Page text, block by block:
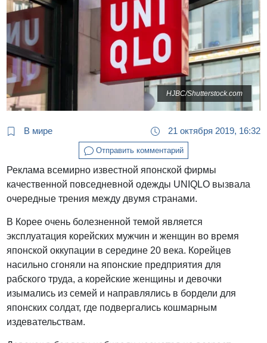
HJBC/Shutterstock.com
В мире 21 октября 2019, 16:32
Отправить комментарий
Реклама всемирно известной японской фирмы
качественной повседневной одежды UNIQLO вызвала
очередные трения между двумя странами.
В Корее очень болезненной темой является
эксплуатация корейских мужчин и женщин во время
японской оккупации в середине 20 века. Корейцев
насильно сгоняли на японские предприятия для
рабского труда, а корейские женщины и девочки
изымались из семей и направлялись в бордели для
японских солдат, где подвергались кошмарным
издевательствам.